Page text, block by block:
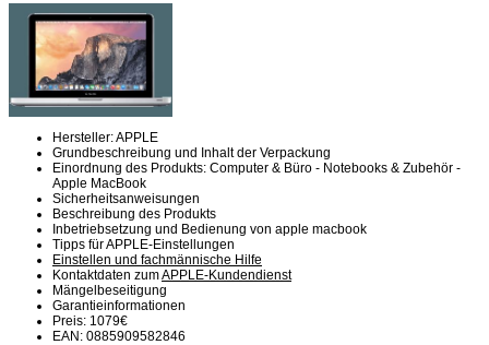
Hersteller: APPLE
Grundbeschreibung und Inhalt der Verpackung
Einordnung des Produkts: Computer & Büro - Notebooks & Zubehör -
Apple MacBook
Sicherheitsanweisungen
Beschreibung des Produkts
Inbetriebsetzung und Bedienung von apple macbook
Tipps für APPLE-Einstellungen
Einstellen und fachmännische Hilfe
Kontaktdaten zumAPPLE-Kundendienst
Mängelbeseitigung
Garantieinformationen
Preis: 1079€
EAN: 0885909582846